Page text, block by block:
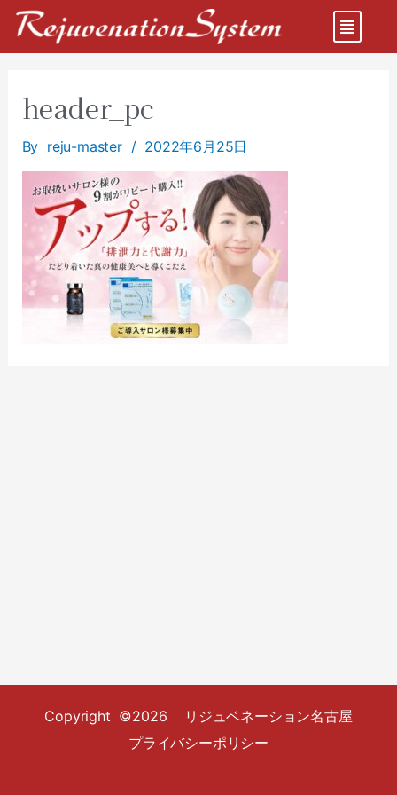
header_pc
By reju-master / 2022年6月25日
Copyright ©2026 リジュベネーション名古屋
プライバシーポリシー